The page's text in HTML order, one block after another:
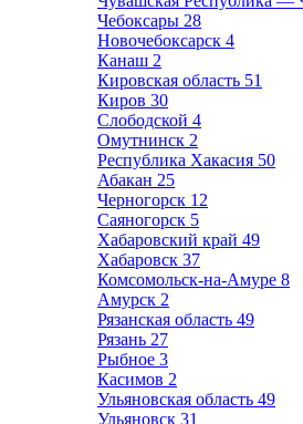
Чебоксары 28
Новочебоксарск 4
Канаш 2
Кировская область 51
Киров 30
Слободской 4
Омутнинск 2
Республика Хакасия 50
Абакан 25
Черногорск 12
Саяногорск 5
Хабаровский край 49
Хабаровск 37
Комсомольск-на-Амуре 8
Амурск 2
Рязанская область 49
Рязань 27
Рыбное 3
Касимов 2
Ульяновская область 49
Ульяновск 31